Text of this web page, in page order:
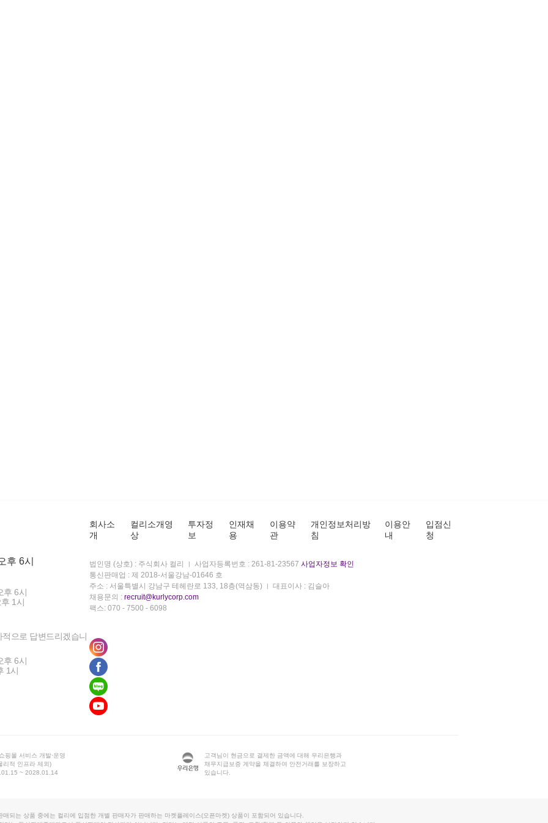
후 6시
후 6시
1시
으로 답변드리겠습니
후 6시
1시
회사소
개
컬리소개영
상
투자정
보
인재채
용
이용약
관
개인정보처리방
침
이용안
내
입점신
청
법인명 (상호) : 주식회사 컬리 사업자등록번호 : 261-81-23567 사업자정보 확인
통신판매업 : 제 2018-서울강남-01646 호
주소 : 서울특별시 강남구 테헤란로 133, 18층(역삼동)
대표이사 : 김슬아
채용문의 : recruit@kurlycorp.com
팩스: 070 - 7500 - 6098
핑몰 서비스 개발·운영
리적 인프라 제외)
~ 2028.01.14
고객님이 현금으로 결제한 금액에 대해 우리은행과
채무지급보증 계약을 체결하여 안전거래를 보장하고
있습니다.
매되는 상품 중에는 컬리에 입점한 개별 판매자가 판매하는 마켓플레이스(오픈마켓) 상품이 포함되어 있습니다.